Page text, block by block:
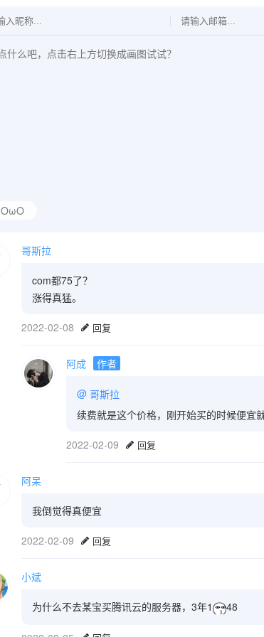
OωO
哥斯拉
com都75了？
涨得真猛。
2022-02-08 回复
阿成 作者
@ 哥斯拉
续费就是这个价格，刚开始买的时候便宜
2022-02-09 回复
阿呆
我倒觉得真便宜
2022-02-09 回复
小斌
为什么不去某宝买腾讯云的服务器，3年1 48